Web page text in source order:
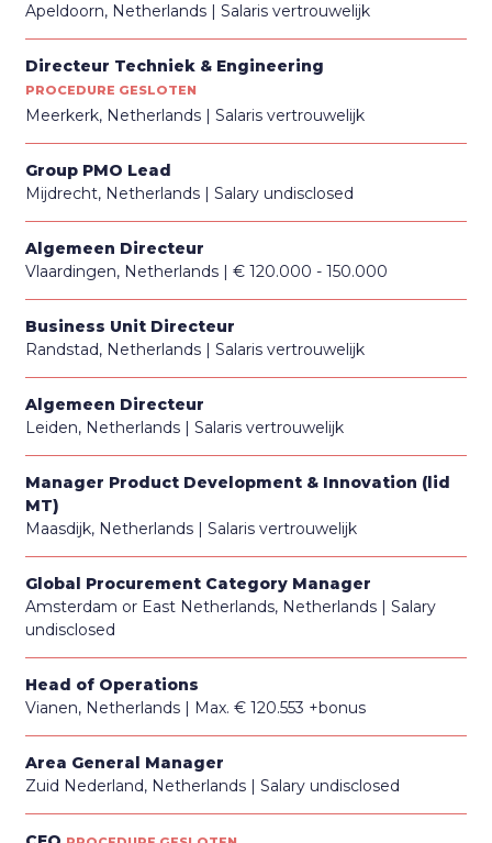
Apeldoorn, Netherlands
Salaris vertrouwelijk
Directeur Techniek & Engineering
PROCEDURE GESLOTEN
Meerkerk, Netherlands Salaris vertrouwelijk
Group PMO Lead
Mijdrecht, Netherlands
Salary undisclosed
Algemeen Directeur
Vlaardingen, Netherlands
€ 120.000 - 150.000
Business Unit Directeur
Randstad, Netherlands
Salaris vertrouwelijk
Algemeen Directeur
Leiden, Netherlands
Salaris vertrouwelijk
Manager Product Development & Innovation (lid
MT)
Maasdijk, Netherlands
Salaris vertrouwelijk
Global Procurement Category Manager
Amsterdam or East Netherlands, Netherlands
Salary
undisclosed
Head of Operations
Vianen, Netherlands
Max. € 120.553 +bonus
Area General Manager
Zuid Nederland, Netherlands
Salary undisclosed